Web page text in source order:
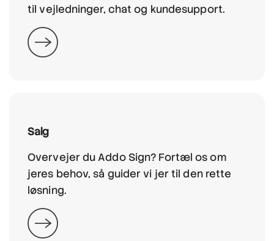
til vejledninger, chat og kundesupport.
Salg
Overvejer du Addo Sign? Fortæl os om
jeres behov, så guider vi jer til den rette
løsning.